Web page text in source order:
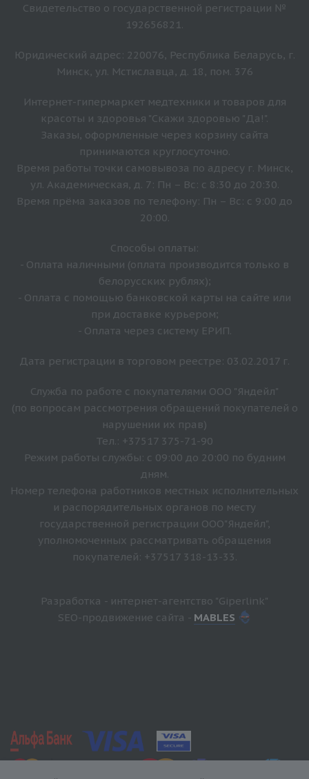
Свидетельство о государственной регистрации №
192656821.
Юридический адрес: 220076, Республика Беларусь, г.
Минск, ул. Мстиславца, д. 18, пом. 376
Интернет-гипермаркет медтехники и товаров для
красоты и здоровья "Скажи здоровью "Да!".
Заказы, оформленные через корзину сайта
принимаются круглосуточно.
Время работы точки самовывоза по адресу г. Минск,
ул. Академическая, д. 7: Пн – Вс: с 8:30 до 20:30.
Время прёма заказов по телефону: Пн – Вс: с 9:00 до
20:00.
Способы оплаты:
- Оплата наличными (оплата производится только в
белорусских рублях);
- Оплата с помощью банковской карты на сайте или
при доставке курьером;
- Оплата через систему ЕРИП.
Дата регистрации в торговом реестре: 03.02.2017 г.
Служба по работе с покупателями ООО "Яндейл"
(по вопросам рассмотрения обращений покупателей о
нарушении их прав)
Тел.: +37517 375-71-90
Режим работы службы: с 09:00 до 20:00 по будним
дням.
Номер телефона работников местных исполнительных
и распорядительных органов по месту
государственной регистрации ООО"Яндейл",
уполномоченных рассматривать обращения
покупателей: +37517 318-13-33.
Разработка - интернет-агентство "Giperlink"
SEO-продвижение сайта - MABLES